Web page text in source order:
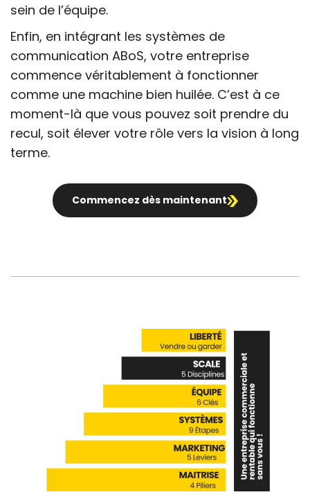
sein de l’équipe.
Enfin, en intégrant les systèmes de
communication ABoS, votre entreprise
commence véritablement à fonctionner
comme une machine bien huilée. C’est à ce
moment-là que vous pouvez soit prendre du
recul, soit élever votre rôle vers la vision à long
terme.
Commencez dès maintenant